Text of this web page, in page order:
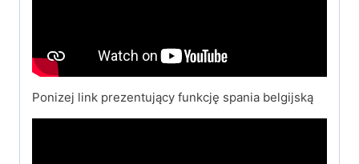
Ponizej link prezentujący funkcję spania belgijską